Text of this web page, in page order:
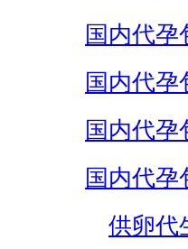
国内代孕
国内代孕
国内代孕
国内代孕
供卵代